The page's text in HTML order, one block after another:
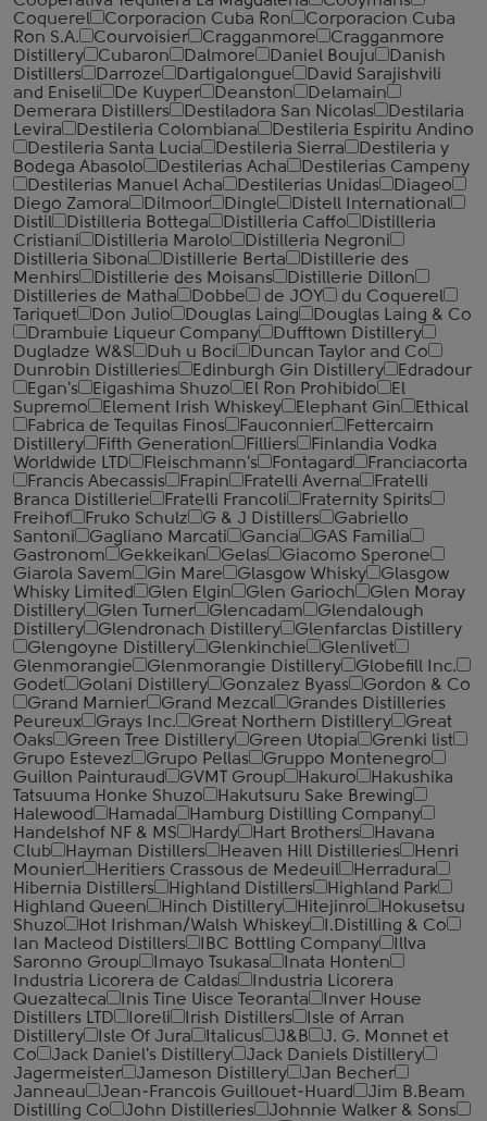
Coquerel
Corporacion Cuba Ron
Corporacion Cuba
Ron S.A.
Courvoisier Cragganmore
Cragganmore
Distillery
Cubaron Dalmore Daniel Bouju
Danish
Distillers
Darroze Dartigalongue
David Sarajishvili
and Eniseli
De Kuyper Deanston
Delamain
Demerara Distillers
Destiladora San Nicolas
Destilaria
Levira
Destileria Colombiana
Destileria Espiritu Andino
Destileria Santa Lucia
Destileria Sierra
Destileria y
Bodega Abasolo
Destilerias Acha
Destilerias Campeny
Destilerias Manuel Acha
Destilerias Unidas
Diageo
Diego Zamora
Dilmoor Dingle
Distell International
Distil
Distilleria Bottega Distilleria Caffo
Distilleria
Cristiani
Distilleria Marolo
Distilleria Negroni
Distilleria Sibona
Distillerie Berta
Distillerie des
Menhirs
Distillerie des Moisans
Distillerie Dillon
Distilleries de Matha
Dobbe de JOY
du Coquerel
Tariquet
Don Julio Douglas Laing
Douglas Laing & Co
Drambuie Liqueur Company
Dufftown Distillery
Dugladze W&S
Duh u Boci
Duncan Taylor and Co
Dunrobin Distilleries
Edinburgh Gin Distillery
Edradour
Egan's
Eigashima Shuzo El Ron Prohibido
El
Supremo
Element Irish Whiskey Elephant Gin
Ethical
Fabrica de Tequilas Finos
Fauconnier
Fettercairn
Distillery
Fifth Generation Filliers
Finlandia Vodka
Worldwide LTD
Fleischmann's Fontagard
Franciacorta
Francis Abecassis
Frapin Fratelli Averna
Fratelli
Branca Distillerie
Fratelli ‎Francoli
Fraternity Spirits
Freihof
Fruko Schulz G & J Distillers
Gabriello
Santoni
Gagliano Marcati Gancia
GAS Familia
Gastronom
Gekkeikan Gelas
Giacomo Sperone
Giarola Savem
Gin Mare Glasgow Whisky
Glasgow
Whisky Limited
Glen Elgin Glen Garioch
Glen Moray
Distillery
Glen Turner Glencadam
Glendalough
Distillery
Glendronach Distillery
Glenfarclas Distillery
Glengoyne Distillery
Glenkinchie
Glenlivet
Glenmorangie
Glenmorangie Distillery
Globefill Inc.
Godet
Golani Distillery Gonzalez Byass
Gordon & Co
Grand Marnier
Grand Mezcal
Grandes Distilleries
Peureux
Grays Inc. Great Northern Distillery
Great
Oaks
Green Tree Distillery Green Utopia
Grenki list
Grupo Estevez
Grupo Pellas
Gruppo Montenegro
Guillon Painturaud
GVMT Group Hakuro
Hakushika
Tatsuuma Honke Shuzo
Hakutsuru Sake Brewing
Halewood
Hamada
Hamburg Distilling Company
Handelshof NF & MS
Hardy Hart Brothers
Havana
Club
Hayman Distillers Heaven Hill Distilleries
Henri
Mounier
Heritiers Crassous de Medeuil
Herradura
Hibernia Distillers
Highland Distillers
Highland Park
Highland Queen
Hinch Distillery Hitejinro
Hokusetsu
Shuzo
Hot Irishman/Walsh Whiskey
I.Distilling & Co
Ian Macleod Distillers
IBC Bottling Company
Illva
Saronno Group
Imayo Tsukasa
Inata Honten
Industria Licorera de Caldas
Industria Licorera
Quezalteca
Inis Tine Uisce Teoranta
Inver House
Distillers LTD
Ioreli Irish Distillers
Isle of Arran
Distillery
Isle Of Jura Italicus J&B
J. G. Monnet et
Co
Jack Daniel's Distillery
Jack Daniels Distillery
Jagermeister
Jameson Distillery
Jan Becher
Janneau
Jean-Francois Guillouet-Huard
Jim B.Beam
Distilling Co
John Distilleries
Johnnie Walker & Sons